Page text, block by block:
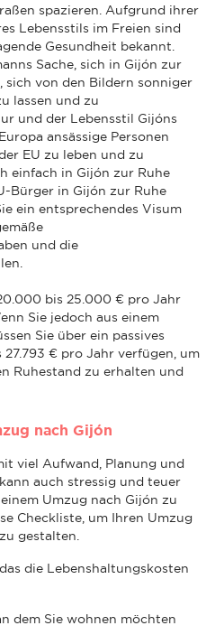
spazieren. Aufgrund ihrer
Lebensstils im Freien sind
Gesundheit bekannt.
Sache, sich in Gijón zur
sich von den Bildern sonniger
lassen und zu
und der Lebensstil Gijóns
ansässige Personen
EU zu leben und zu
einfach in Gijón zur Ruhe
Bürger in Gijón zur Ruhe
ein entsprechendes Visum
und die
bis 25.000 € pro Jahr
Sie jedoch aus einem
Sie über ein passives
€ pro Jahr verfügen, um
Ruhestand zu erhalten und
nach Gijón
viel Aufwand, Planung und
auch stressig und teuer
Umzug nach Gijón zu
Checkliste, um Ihren Umzug
gestalten.
die Lebenshaltungskosten
dem Sie wohnen möchten